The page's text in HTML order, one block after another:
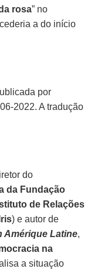
rosa” no
a do início
por
2022. A tradução
do
da Fundação
de Relações
Iris) e autor de
Amérique Latine,
na
a situação